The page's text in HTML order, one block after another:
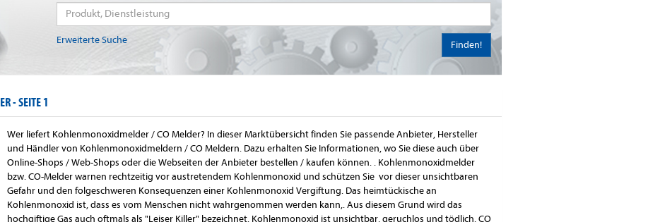
Erweiterte Suche Finden!
-SEITE 1
Wer liefert Kohlenmonoxidmelder / CO Melder? In dieser Marktübersicht finden Sie passende Anbieter, Hersteller
und Händler von Kohlenmonoxidmeldern / CO Meldern. Dazu erhalten Sie Informationen, wo Sie diese auch über
Online-Shops / Web-Shops oder die Webseiten der Anbieter bestellen / kaufen können. . Kohlenmonoxidmelder
bzw. CO-Melder warnen rechtzeitig vor austretendem Kohlenmonoxid und schützen Sie vor dieser unsichtbaren
Gefahr und den folgeschweren Konsequenzen einer Kohlenmonoxid Vergiftung. Das heimtückische an
Kohlenmonoxid ist, dass es vom Menschen nicht wahrgenommen werden kann,. Aus diesem Grund wird das
hochgiftige Gas auch oftmals als "Leiser Killer" bezeichnet. Kohlenmonoxid ist unsichtbar, geruchlos und tödlich. CO